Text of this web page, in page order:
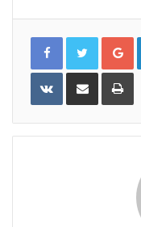
VKontakteShare
Email